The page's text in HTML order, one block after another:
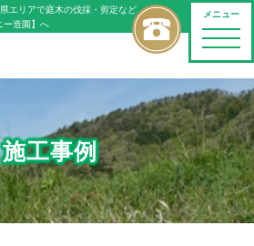
メニュー
toggle
エリアで庭木の伐採・剪定など
ー造園】へ
施工事例